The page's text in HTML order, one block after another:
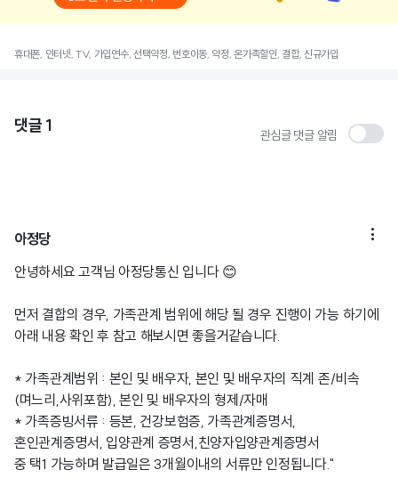
휴대폰, 인터넷, TV, 가입연수, 선택약정, 번호이동, 약정, 온가족할인, 결합, 신규가입
댓글 1 관심글 댓글 알림
아정당 
안녕하세요 고객님 아정당통신 입니다 😊
먼저 결합의 경우, 가족관계 범위에 해당 될 경우 진행이 가능 하기에
아래 내용 확인 후 참고 해보시면 좋을거같습니다.
* 가족관계범위 : 본인 및 배우자, 본인 및 배우자의 직계 존/비속
(며느리,사위포함), 본인 및 배우자의 형제/자매
* 가족증빙서류 : 등본, 건강보험증, 가족관계증명서,
혼인관계증명서, 입양관계 증명서,친양자입양관계증명서
중 택1 가능하며 발급일은 3개월이내의 서류만 인정됩니다."